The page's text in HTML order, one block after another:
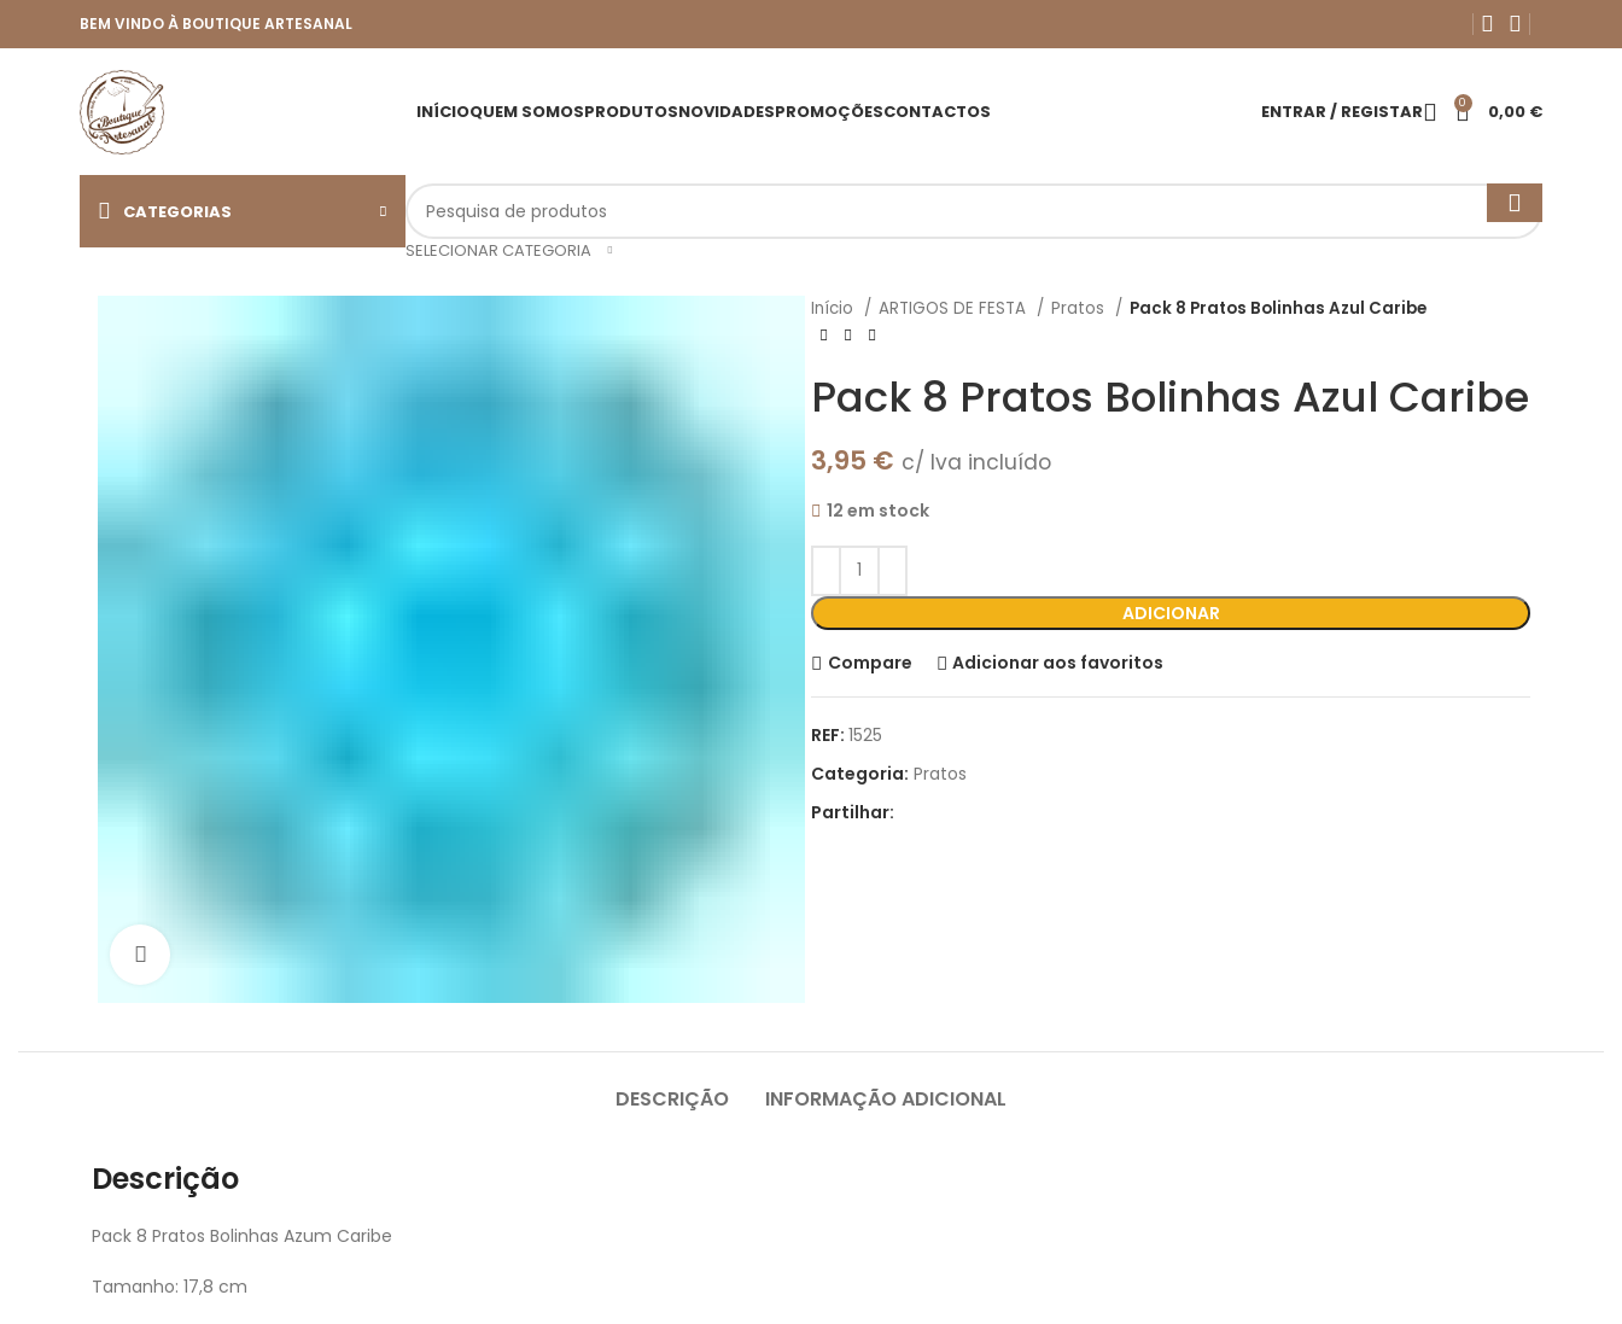
BEM VINDO À BOUTIQUE ARTESANAL
INÍCIOQUEM SOMOSPRODUTOSNOVIDADESPROMOÇÕESCONTACTOS ENTRAR / REGISTAR 0 0,00 €
CATEGORIAS
SELECIONAR CATEGORIA
Início ARTIGOS DE FESTA Pratos Pack 8 Pratos Bolinhas Azul Caribe
Pack 8 Pratos Bolinhas Azul Caribe
3,95 € c/ Iva incluído
12 em stock
ADICIONAR
Compare Adicionar aos favoritos
REF: 1525
Categoria: Pratos
Partilhar:
DESCRIÇÃO INFORMAÇÃO ADICIONAL
Descrição
Pack 8 Pratos Bolinhas Azum Caribe
Tamanho: 17,8 cm